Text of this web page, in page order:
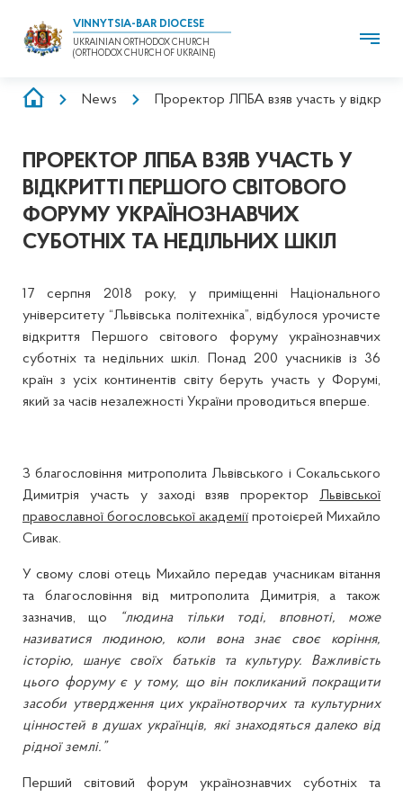
VINNYTSIA-BAR DIOCESE
UKRAINIAN ORTHODOX CHURCH
(ORTHODOX CHURCH OF UKRAINE)
BREADCRUMB
News Проректор ЛПБА взяв участь у
ПРОРЕКТОР ЛПБА ВЗЯВ УЧАСТЬ У
ВІДКРИТТІ ПЕРШОГО СВІТОВОГО
ФОРУМУ УКРАЇНОЗНАВЧИХ
СУБОТНІХ ТА НЕДІЛЬНИХ ШКІЛ
17 серпня 2018 року, у приміщенні Національного
університету “Львівська політехніка”, відбулося урочисте
відкриття Першого світового форуму українознавчих
суботніх та недільних шкіл. Понад 200 учасників із 36
країн з усіх континентів світу беруть участь у Форумі,
який за часів незалежності України проводиться вперше.
З благословіння митрополита Львівського і Сокальського
Димитрія участь у заході взяв проректор Львівської
православної богословської академії протоієрей Михайло
Сивак.
У свому слові отець Михайло передав учасникам вітання
та благословіння від митрополита Димитрія, а також
зазначив, що
“людина тільки тоді, вповноті, може
називатися людиною, коли вона знає своє коріння,
історію, шанує своїх батьків та культуру. Важливість
цього форуму є у тому, що він покликаний покращити
засоби утвердження цих українотворчих та культурних
цінностей в душах українців, які знаходяться далеко від
рідної землі.”
Перший світовий форум українознавчих суботніх та